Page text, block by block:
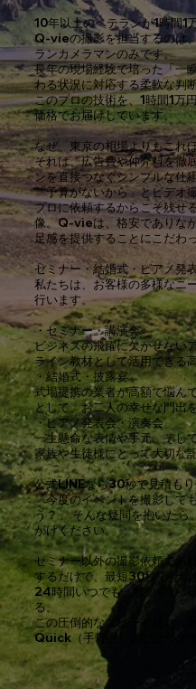
10年以上のベテランが1時間1
Q-vieの撮影を担当するのは
ランカメラマンのみです。
長年の現場経験で培った「一
わる状況に対応する柔軟な判断
このプロの技術を、1時間1万
価格でお届けしています。
なぜ、東京の相場よりもこれ
それは、広告費や仲介料を徹
ンを直接つなぐシンプルな仕
「予算がないから」とビデオ
プロに依頼するからこそ残せ
像。Q-vieは、格安でありな
足感を提供することにこだわ
セミナー・結婚式・ピアノ発
私たちは、お客様の多様なニ
行います。
・セミナー・講演会
ビジネスの飛躍に欠かせない
ライン教材として活用できる
・結婚式・披露宴
式場提携の業者が高額で悩ん
として、お二人の幸せな門出
・ピアノ発表会・演奏会
一生懸命な表情や手元、そし
家族や生徒様にとって大切な
公式LINEなら30秒で見積もり
「今度のイベントを撮影して
う？」 そんな疑問を抱いた
がけください。
セミナー以外の撮影依頼であ
するだけで、最短30秒で見積
24時間いつでも、移動中や隙
る。
この圧倒的なスピード感も、
Quick（手軽さ）のひとつです